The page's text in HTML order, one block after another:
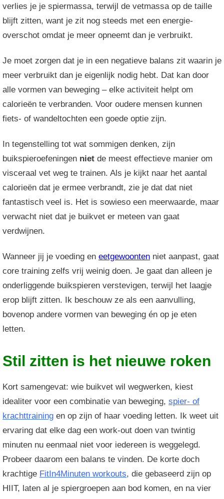
verlies je je spiermassa, terwijl de vetmassa op de taille
blijft zitten, want je zit nog steeds met een energie-
overschot omdat je meer opneemt dan je verbruikt.
Je moet zorgen dat je in een negatieve balans zit waarin je
meer verbruikt dan je eigenlijk nodig hebt. Dat kan door
alle vormen van beweging – elke activiteit helpt om
calorieën te verbranden. Voor oudere mensen kunnen
fiets- of wandeltochten een goede optie zijn.
In tegenstelling tot wat sommigen denken, zijn
buikspieroefeningen niet de meest effectieve manier om
visceraal vet weg te trainen. Als je kijkt naar het aantal
calorieën dat je ermee verbrandt, zie je dat dat niet
fantastisch veel is. Het is sowieso een meerwaarde, maar
verwacht niet dat je buikvet er meteen van gaat
verdwijnen.
Wanneer jij je voeding en eetgewoonten niet aanpast, gaat
core training zelfs vrij weinig doen. Je gaat dan alleen je
onderliggende buikspieren verstevigen, terwijl het laagje
erop blijft zitten. Ik beschouw ze als een aanvulling,
bovenop andere vormen van beweging én op je eten
letten.
Stil zitten is het nieuwe roken
Kort samengevat: wie buikvet wil wegwerken, kiest
idealiter voor een combinatie van beweging, spier- of
krachttraining en op zijn of haar voeding letten. Ik weet uit
ervaring dat elke dag een work-out doen van twintig
minuten nu eenmaal niet voor iedereen is weggelegd.
Probeer daarom een balans te vinden. De korte doch
krachtige FitIn4Minuten workouts, die gebaseerd zijn op
HIIT, laten al je spiergroepen aan bod komen, en na vier